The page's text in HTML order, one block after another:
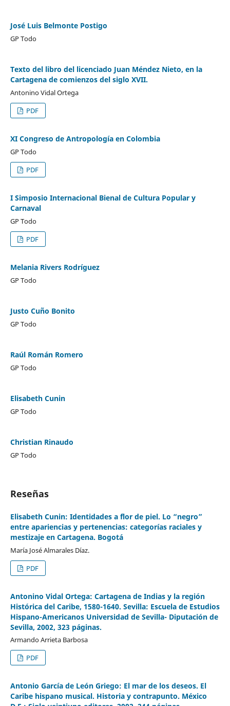
José Luis Belmonte Postigo
GP Todo
Texto del libro del licenciado Juan Méndez Nieto, en la
Cartagena de comienzos del siglo XVII.
Antonino Vidal Ortega
PDF
XI Congreso de Antropología en Colombia
GP Todo
PDF
I Simposio Internacional Bienal de Cultura Popular y
Carnaval
GP Todo
PDF
Melania Rivers Rodríguez
GP Todo
Justo Cuño Bonito
GP Todo
Raúl Román Romero
GP Todo
Elisabeth Cunin
GP Todo
Christian Rinaudo
GP Todo
Reseñas
Elisabeth Cunin: Identidades a flor de piel. Lo “negro”
entre apariencias y pertenencias: categorías raciales y
mestizaje en Cartagena. Bogotá
María José Almarales Díaz.
PDF
Antonino Vidal Ortega: Cartagena de Indias y la región
Histórica del Caribe, 1580-1640. Sevilla: Escuela de Estudios
Hispano-Americanos Universidad de Sevilla- Diputación de
Sevilla, 2002, 323 páginas.
Armando Arrieta Barbosa
PDF
Antonio García de León Griego: El mar de los deseos. El
Caribe hispano musical. Historia y contrapunto. México